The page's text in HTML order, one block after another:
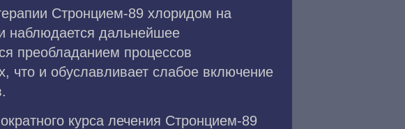
Стронцием-89 хлоридом на
наблюдается дальнейшее
преобладанием процессов
что и обуславливает слабое включение
курса лечения Стронцием-89